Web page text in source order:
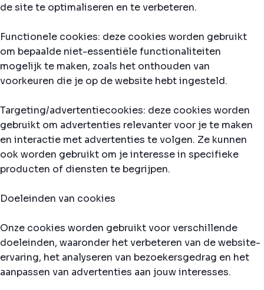
de site te optimaliseren en te verbeteren.
Functionele cookies: deze cookies worden gebruikt
om bepaalde niet-essentiële functionaliteiten
mogelijk te maken, zoals het onthouden van
voorkeuren die je op de website hebt ingesteld.
Targeting/advertentiecookies: deze cookies worden
gebruikt om advertenties relevanter voor je te maken
en interactie met advertenties te volgen. Ze kunnen
ook worden gebruikt om je interesse in specifieke
producten of diensten te begrijpen.
Doeleinden van cookies
Onze cookies worden gebruikt voor verschillende
doeleinden, waaronder het verbeteren van de website-
ervaring, het analyseren van bezoekersgedrag en het
aanpassen van advertenties aan jouw interesses.